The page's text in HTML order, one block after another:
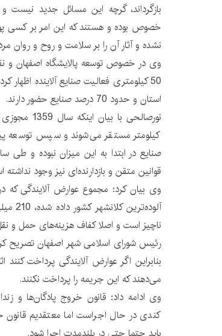
بازگرداند، گرچه این مسائل جدید
خصوص بوده و هستند که این امر بر کسی
نشده و آثار آن را بر سلامت و روح و روان
وی در خصوص توسعه پالایشگاه اصفهان
استان و حدود 70 درصد صنایع حضور دارند.
کیلومتر مستقر می‌شوند و سپس توسعه
صنایع در ابتدا به این میزان نبوده و طی
قوانین متقن و بازدارنده‌ای نیز وجود
وی بیان کرد: مجموع عوارض آلایندگی که
ناچیز است و اصلا کفاف هزینه‌های حمل و
رئیس شورای اسلامی شهر اصفهان تصریح
بنابراین اگر عوارض آلایندگی پرداخت کنند
می‌دهند که این جریمه را پرداخت نکنند.
وی ادامه داد: قانون خروج پادگان‌ها و